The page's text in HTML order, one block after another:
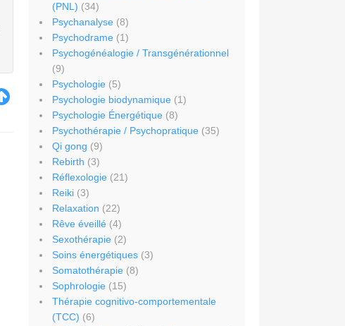
(PNL) (34)
Psychanalyse (8)
Psychodrame (1)
Psychogénéalogie / Transgénérationnel
(9)
Psychologie (5)
Psychologie biodynamique (1)
Psychologie Énergétique (8)
Psychothérapie / Psychopratique (35)
Qi gong (9)
Rebirth (3)
Réflexologie (21)
Reiki (3)
Relaxation (22)
Rêve éveillé (4)
Sexothérapie (2)
Soins énergétiques (3)
Somatothérapie (8)
Sophrologie (15)
Thérapie cognitivo-comportementale
(TCC) (6)